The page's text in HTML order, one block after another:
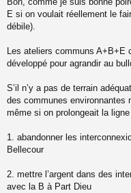
E si on voulait réellement le
débile).
Les ateliers communs A+B+E
développé pour agrandir au
S’il n’y a pas de terrain
des communes environnantes
même si on prolongeait la
1. abandonner les
Bellecour
2. mettre l’argent dans des
avec la B à Part Dieu